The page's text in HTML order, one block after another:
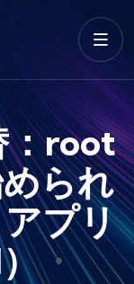
：root
られ
プリ